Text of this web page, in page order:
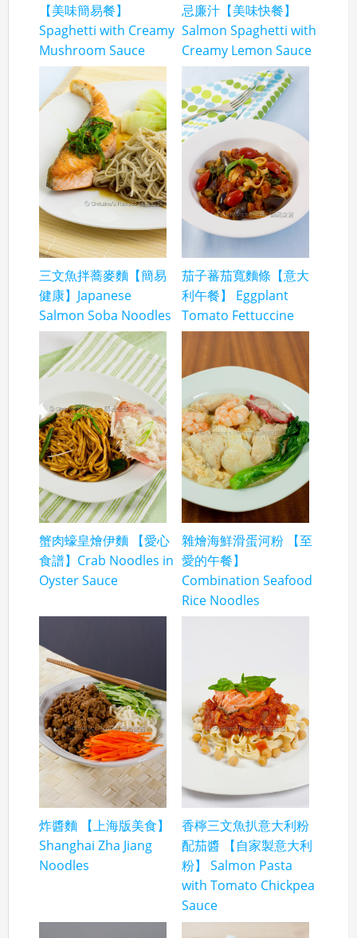
【美味簡易餐】
Spaghetti with Creamy
Mushroom Sauce
忌廉汁【美味快餐】
Salmon Spaghetti with
Creamy Lemon Sauce
三文魚拌蕎麥麵【簡易
健康】Japanese
Salmon Soba Noodles
茄子蕃茄寬麵條【意大
利午餐】 Eggplant
Tomato Fettuccine
蟹肉蠔皇燴伊麵 【愛心
食譜】Crab Noodles in
Oyster Sauce
雜燴海鮮滑蛋河粉 【至
愛的午餐】
Combination Seafood
Rice Noodles
炸醬麵 【上海版美食】
Shanghai Zha Jiang
Noodles
香檸三文魚扒意大利粉
配茄醬 【自家製意大利
粉】 Salmon Pasta
with Tomato Chickpea
Sauce